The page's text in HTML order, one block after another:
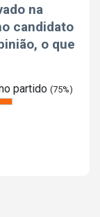
na
candidato
o que
partido (75%)